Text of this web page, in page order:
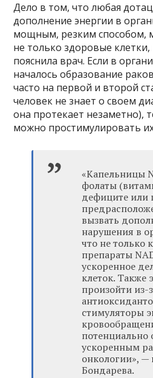
Дело в том, что любая
дополнение энергии в
мощным, резким способом,
не только здоровые
пояснила врач. Если в
началось образование
часто на первой и второй
человек не знает о своем
она протекает незаметно),
можно простимулировать
«Капельницы
фолаты
дефиците или
вызвать
нарушения в
что не только
препараты
ускоренное
клеток. Также
произойти из-
стимуляторы
потенциально
ускоренным
онкологии»,
Бондарева.